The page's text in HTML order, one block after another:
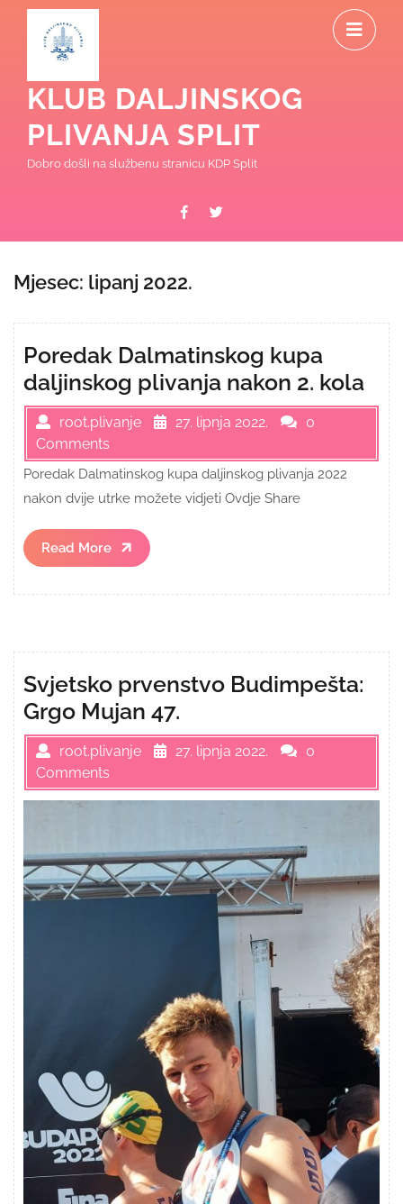
content
KLUB DALJINSKOG
PLIVANJA SPLIT
Dobro došli na službenu stranicu KDP Split
Facebook
Mjesec: lipanj 2022.
Poredak Dalmatinskog kupa
daljinskog plivanja nakon 2. kola
root.plivanje 27. lipnja 2022.
0
Comments
Poredak Dalmatinskog kupa daljinskog plivanja 2022
nakon dvije utrke možete vidjeti Ovdje Share
Read More
Read
More
Svjetsko prvenstvo Budimpešta:
Grgo Mujan 47.
root.plivanje 27. lipnja 2022.
0
Comments